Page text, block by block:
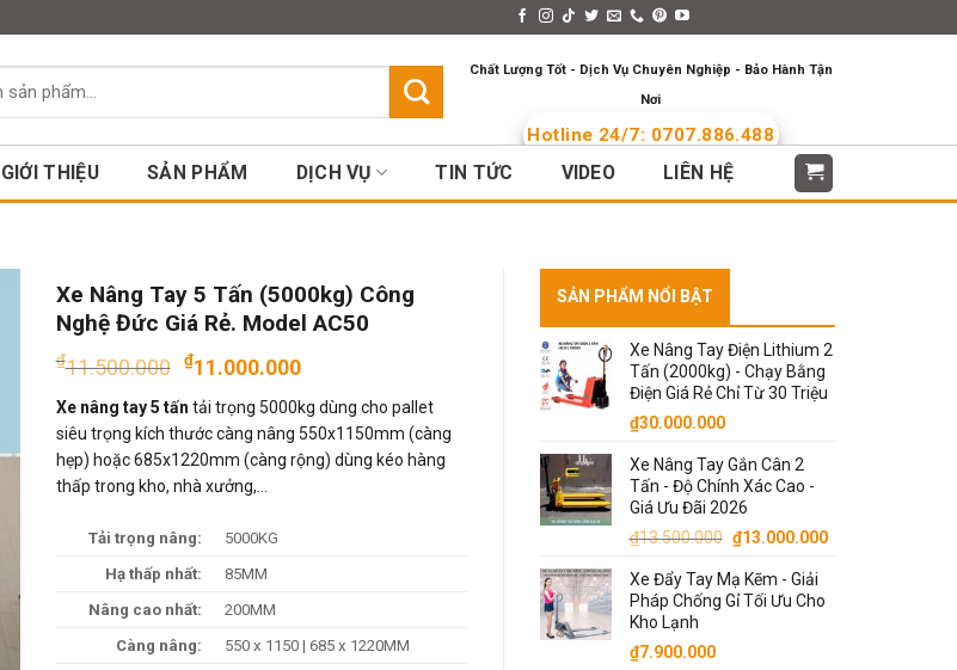
Chất Lượng Tốt - Dịch Vụ Chuyên Nghiệp - Bảo Hành Tận
Nơi
Hotline 24/7: 0707.886.488
GIỚI THIỆU SẢN PHẨM DỊCH VỤ TIN TỨC VIDEO LIÊN HỆ
Xe Nâng Tay 5 Tấn (5000kg) Công
Nghệ Đức Giá Rẻ. Model AC50
₫11.500.000 Giá
gốc
là:
₫11.500.000.
₫11.000.000Giá
hiện
tại
là:
₫11.000.000.
Xe nâng tay 5 tấn tải trọng 5000kg dùng cho pallet
siêu trọng kích thước càng nâng 550x1150mm (càng
hẹp) hoặc 685x1220mm (càng rộng) dùng kéo hàng
thấp trong kho, nhà xưởng,…
Tải trọng nâng:
5000KG
Hạ thấp nhất:
85MM
Nâng cao nhất:
200MM
Càng nâng:
550 x 1150 | 685 x 1220MM
SẢN PHẨM NỔI BẬT
Xe Nâng Tay Điện Lithium 2
Tấn (2000kg) - Chạy Bằng
Điện Giá Rẻ Chỉ Từ 30 Triệu
₫30.000.000
Xe Nâng Tay Gắn Cân 2
Tấn - Độ Chính Xác Cao -
Giá Ưu Đãi 2026
₫13.500.000 Giá
là:
₫13.500.000.
₫13.000.000Giá
Xe Đẩy Tay Mạ Kẽm - Giải
Pháp Chống Gỉ Tối Ưu Cho
Kho Lạnh
₫7.900.000